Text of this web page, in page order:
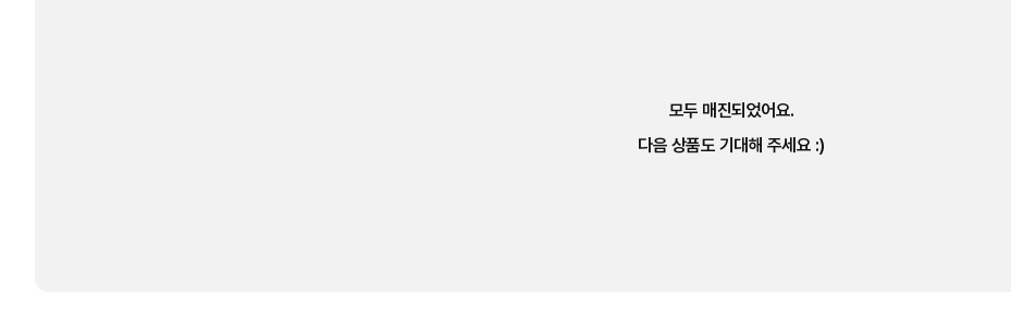
모두 매진되었어요.
다음 상품도 기대해 주세요 :)